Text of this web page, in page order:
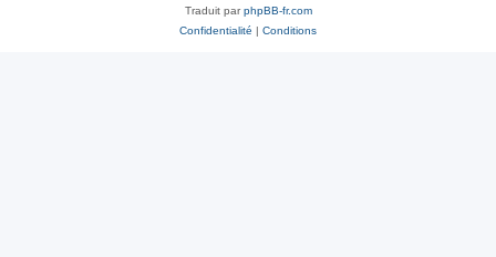
Traduit parphpBB-fr.com
Confidentialité | Conditions